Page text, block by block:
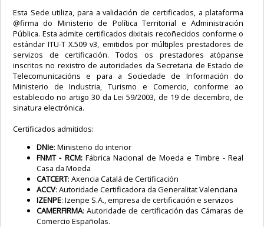
Esta Sede utiliza, para a validación de certificados, a plataforma
@firma do Ministerio de Política Territorial e Administración
Pública. Esta admite certificados dixitais recoñecidos conforme o
estándar ITU-T X.509 v3, emitidos por múltiples prestadores de
servizos de certificación. Todos os prestadores atópanse
inscritos no rexistro de autoridades da Secretaria de Estado de
Telecomunicacións e para a Sociedade de Información do
Ministerio de Industria, Turismo e Comercio, conforme ao
establecido no artigo 30 da Lei 59/2003, de 19 de decembro, de
sinatura electrónica.
Certificados admitidos:
DNIe: Ministerio do interior
FNMT - RCM:Fábrica Nacional de Moeda e Timbre - Real
Casa da Moeda
CATCERT: Axencia Catalá de Certificación
ACCV: Autoridade Certificadora da Generalitat Valenciana
IZENPE: Izenpe S.A., empresa de certificación e servizos
CAMERFIRMA: Autoridade de certificación das Cámaras de
Comercio Españolas.